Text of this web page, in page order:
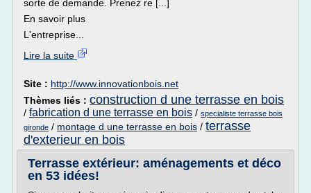
sorte de demande. Prenez re [...]
En savoir plus
L'entreprise...
Lire la suite
Site : http://www.innovationbois.net
Thèmes liés : construction d une terrasse en bois
/ fabrication d une terrasse en bois / specialiste terrasse bois
gironde / montage d une terrasse en bois / terrasse
d'exterieur en bois
Terrasse extérieur: aménagements et déco
en 53 idées!